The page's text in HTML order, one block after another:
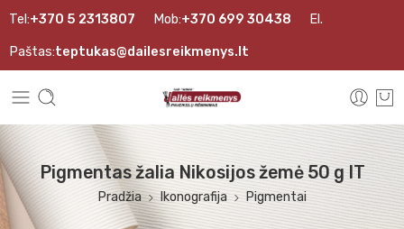
Tel:+370 5 2313807 Mob:+370 699 30438 El.
Paštas:teptukas@dailesreikmenys.lt
Pigmentas žalia Nikosijos žemė 50 g IT
Pradžia Ikonografija Pigmentai